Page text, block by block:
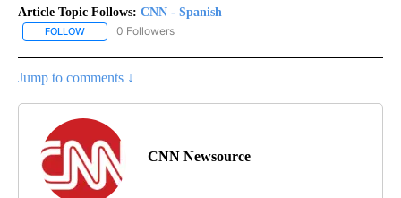
Article Topic Follows: CNN - Spanish
FOLLOW FOLLOW "CNN - SPANISH" TO RECEIVE NOTIFICATIONS ABOUT
0 Followers
Jump to comments ↓
CNN Newsource